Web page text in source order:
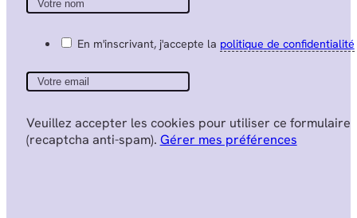
En m'inscrivant, j'accepte la politique de confidentialité
Veuillez accepter les cookies pour utiliser ce formulaire
(recaptcha anti-spam). Gérer mes préférences